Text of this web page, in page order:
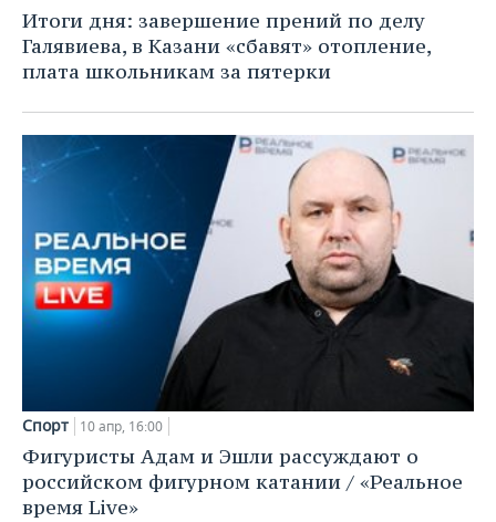
НЕФТЕХИМИЯ
НЕФТЬ
ОПК
ЭНЕРГЕТИКА
РОЗНИЧНАЯ ТОРГОВЛЯ
УСЛУГИ
НОВОСТИ ТЕХНОЛОГИЙ
МЕДИА
ТЕЛЕКОММУНИКАЦИИ
МЕРОПРИЯТИЯ
ВЫЕЗДНАЯ РЕДАКЦИЯ
БИЗНЕС-БРАНЧИ
ONLINE-КОНФЕРЕНЦИИ
ОТКРЫТАЯ ЛЕКЦИЯ
НОВОСТИ СПОРТА
ХОККЕЙ
БАСКЕТБОЛ
ФИГУРНОЕ КАТАНИЕ
ВОДНЫЕ ВИДЫ СПОРТА
ОБЩЕСТВО
НОВОСТИ ОБЩЕСТВА
ВЛАСТЬ
ИНФРАСТРУКТУРА
МЕДИЦИНА
ОБРАЗОВАНИЕ
ФОТОГАЛЕРЕЯ
СЮЖЕТЫ
СПРАВОЧНИК
СПИСОК КОМПАНИЙ
Итоги дня: завершение прений по делу
Галявиева, в Казани «сбавят» отопление,
плата школьникам за пятерки
Спорт 10 апр, 16:00
Фигуристы Адам и Эшли рассуждают о
российском фигурном катании / «Реальное
время Live»